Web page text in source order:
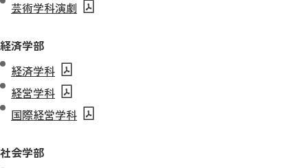
芸術学科演劇
経済学部
経済学科
経営学科
国際経営学科
社会学部